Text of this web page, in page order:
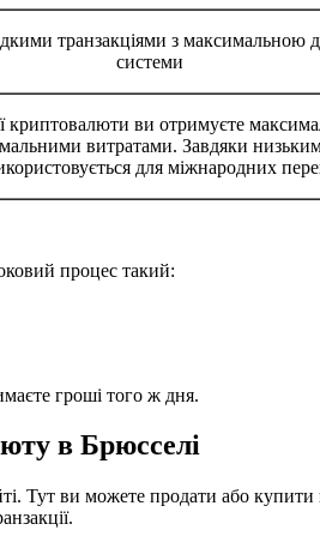
транзакціями з максимальною
системи
криптовалюти ви отримуєте
витратами. Завдяки
для міжнародних
процес такий:
гроші того ж дня.
в Брюсселі
Тут ви можете продати або